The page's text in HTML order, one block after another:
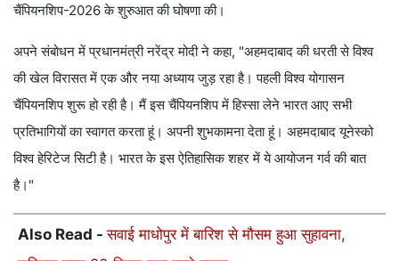
चैंपियनशिप-2026 के शुरुआत की घोषणा की।
अपने संबोधन में प्रधानमंत्री नरेंद्र मोदी ने कहा, "अहमदाबाद की धरती से विश्व
की खेल विरासत में एक और नया अध्याय जुड़ रहा है। पहली विश्व योगासन
चैंपियनशिप शुरू हो रही है। मैं इस चैंपियनशिप में हिस्सा लेने भारत आए सभी
प्रतिभागियों का स्वागत करता हूं। अपनी शुभकामना देता हूं। अहमदाबाद यूनेस्को
विश्व हेरिटेज सिटी है। भारत के इस ऐतिहासिक शहर में ये आयोजन गर्व की बात
है।"
Also Read -सवाई माधोपुर में बारिश से मौसम हुआ सुहावना,